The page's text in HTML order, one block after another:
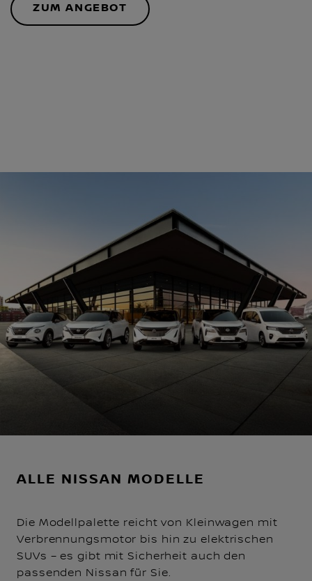
ZUM ANGEBOT
ALLE NISSAN MODELLE
Die Modellpalette reicht von Kleinwagen mit
Verbrennungsmotor bis hin zu elektrischen
SUVs – es gibt mit Sicherheit auch den
passenden Nissan für Sie.